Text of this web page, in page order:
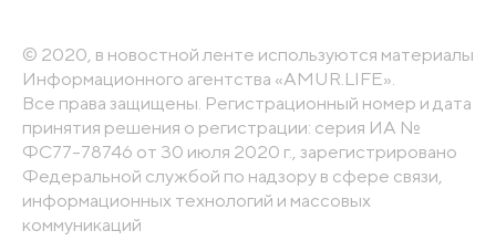
© 2020, в новостной ленте используются материалы
Информационного агентства «AMUR.LIFE».
Все права защищены. Регистрационный номер и дата
принятия решения о регистрации: серия ИА №
ФС77-78746 от 30 июля 2020 г., зарегистрировано
Федеральной службой по надзору в сфере связи,
информационных технологий и массовых
коммуникаций